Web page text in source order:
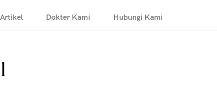
Artikel Dokter Kami Hubungi Kami